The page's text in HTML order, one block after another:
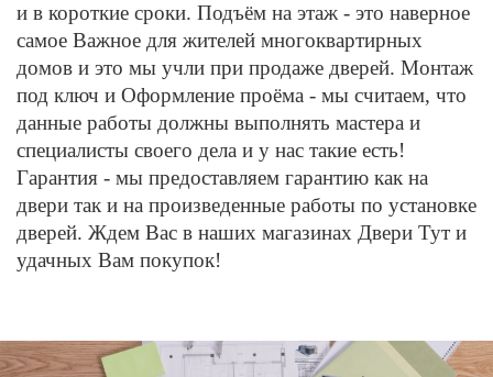
и в короткие сроки. Подъём на этаж - это наверное
самое Важное для жителей многоквартирных
домов и это мы учли при продаже дверей. Монтаж
под ключ и Оформление проёма - мы считаем, что
данные работы должны выполнять мастера и
специалисты своего дела и у нас такие есть!
Гарантия - мы предоставляем гарантию как на
двери так и на произведенные работы по установке
дверей. Ждем Вас в наших магазинах Двери Тут и
удачных Вам покупок!